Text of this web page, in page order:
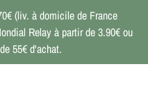
(liv. à domicile de France
Relay à partir de 3.90€ ou
55€ d'achat.